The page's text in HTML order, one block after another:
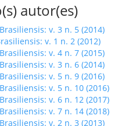
autor(es)
Brasiliensis: v. 3 n. 5 (2014)
v. 1 n. 2 (2012)
Brasiliensis: v. 4 n. 7 (2015)
Brasiliensis: v. 3 n. 6 (2014)
Brasiliensis: v. 5 n. 9 (2016)
Brasiliensis: v. 5 n. 10 (2016)
Brasiliensis: v. 6 n. 12 (2017)
Brasiliensis: v. 7 n. 14 (2018)
Brasiliensis: v. 2 n. 3 (2013)